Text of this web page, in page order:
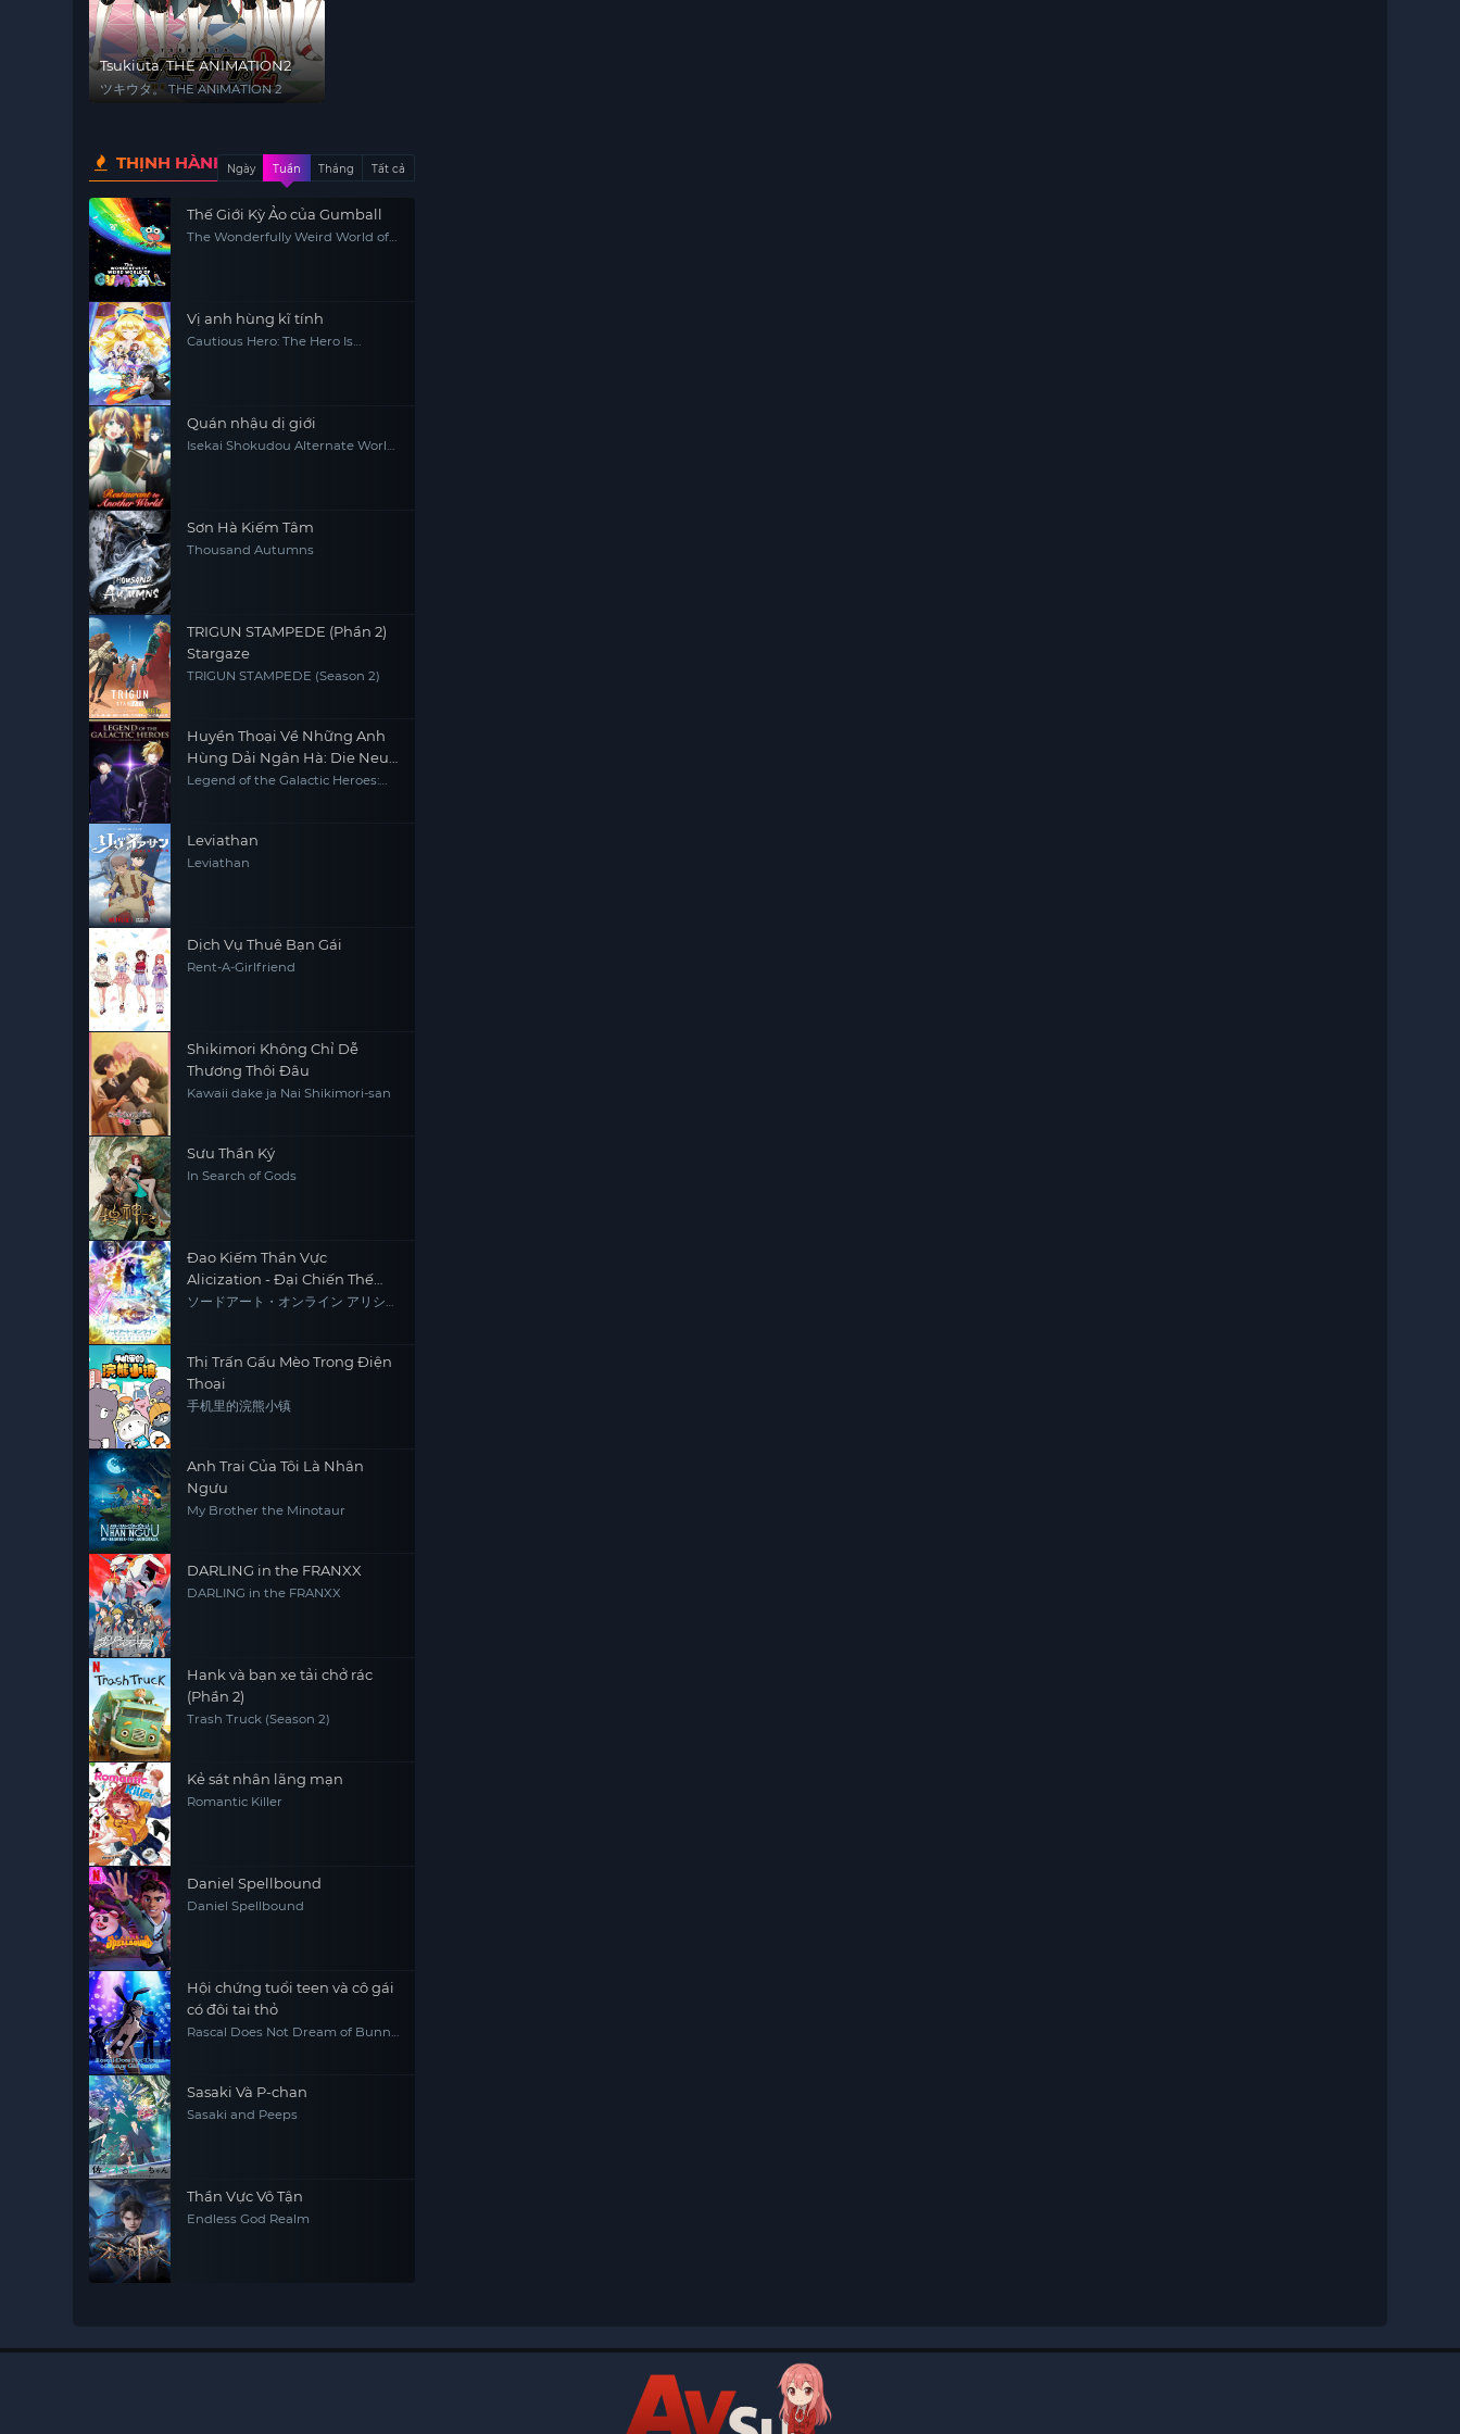
Tsukiuta. THE ANIMATION2
ツキウタ。 THE ANIMATION 2
THỊNH HÀNHNgày Tuần Tháng Tất cả
Thế Giới Kỳ Ảo của Gumball
The Wonderfully Weird World of
Vị anh hùng kĩ tính
Cautious Hero: The Hero Is
Quán nhậu dị giới
Isekai Shokudou Alternate World
Sơn Hà Kiếm Tâm
Thousand Autumns
TRIGUN STAMPEDE (Phần 2)
Stargaze
TRIGUN STAMPEDE (Season 2)
Huyền Thoại Về Những Anh
Hùng Dải Ngân Hà: Die Neue
These - Âm Mưu
Legend of the Galactic Heroes:
Leviathan
Leviathan
Dịch Vụ Thuê Bạn Gái
Rent-A-Girlfriend
Shikimori Không Chỉ Dễ
Thương Thôi Đâu
Kawaii dake ja Nai Shikimori-san
Sưu Thần Ký
In Search of Gods
Đao Kiếm Thần Vực
Alicization - Đại Chiến Thế
Giới Ngầm Mùa Cuối
ソードアート・オンライン アリシゼ
Thị Trấn Gấu Mèo Trong Điện
Thoại
手机里的浣熊小镇
Anh Trai Của Tôi Là Nhân
Ngưu
My Brother the Minotaur
DARLING in the FRANXX
DARLING in the FRANXX
Hank và bạn xe tải chở rác
(Phần 2)
Trash Truck (Season 2)
Kẻ sát nhân lãng mạn
Romantic Killer
Daniel Spellbound
Daniel Spellbound
Hội chứng tuổi teen và cô gái
có đôi tai thỏ
Rascal Does Not Dream of Bunny
Sasaki Và P-chan
Sasaki and Peeps
Thần Vực Vô Tận
Endless God Realm